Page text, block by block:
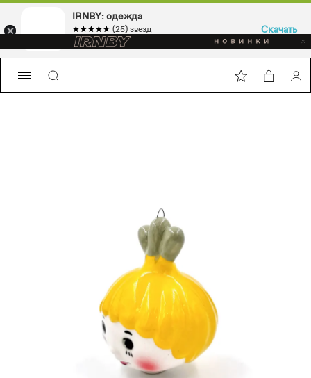
IRNBY: одежда
☆☆☆☆☆
★★★★★ (25) звезд
Sport & casual, аксессуары
Скачать